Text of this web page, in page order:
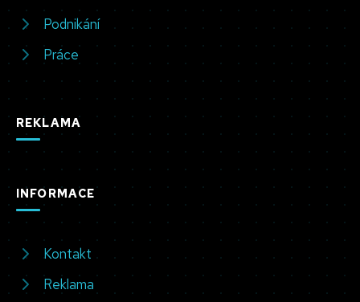
Podnikání
Práce
REKLAMA
INFORMACE
Kontakt
Reklama